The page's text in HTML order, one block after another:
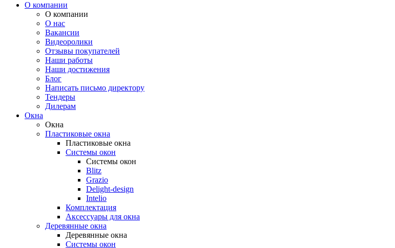
О компании
О компании
О нас
Вакансии
Видеоролики
Отзывы покупателей
Наши работы
Наши достижения
Блог
Написать письмо директору
Тендеры
Дилерам
Окна
Окна
Пластиковые окна
Пластиковые окна
Системы окон
Системы окон
Blitz
Grazio
Delight-design
Intelio
Комплектация
Аксессуары для окна
Деревянные окна
Деревянные окна
Системы окон